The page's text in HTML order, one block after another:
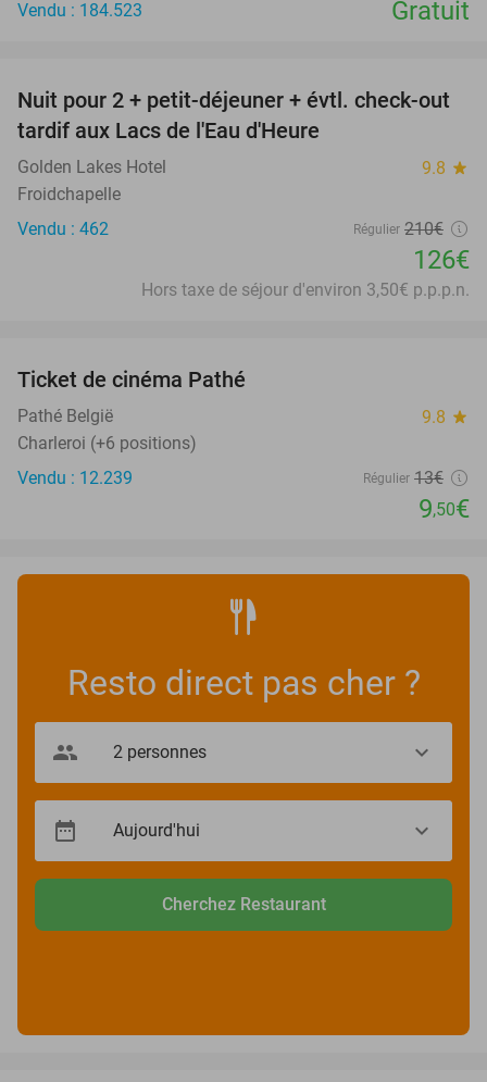
Vendu : 184.523 Gratuit
40%
Nuit pour 2 + petit-déjeuner + évtl. check-out
tardif aux Lacs de l'Eau d'Heure
Golden Lakes Hotel 9.8 star
Froidchapelle
Vendu : 462
Régulier 210€
126€
Hors taxe de séjour d'environ 3,50€ p.p.p.n.
Ticket de cinéma Pathé
Pathé België 9.8 star
Charleroi (+6 positions)
Vendu : 12.239
Régulier 13€
9,50€
Resto direct pas cher ?
Cherchez Restaurant